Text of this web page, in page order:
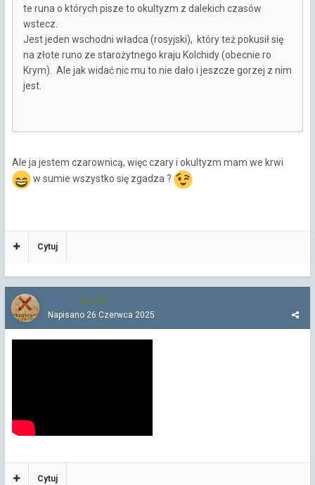
te runa o których pisze to okultyzm z dalekich czasów
wstecz.
Jest jeden wschodni władca (rosyjski), który też pokusił się
na złote runo ze starożytnego kraju Kolchidy (obecnie ro
Krym). Ale jak widać nic mu to nie dało i jeszcze gorzej z nim
jest.
Ale ja jestem czarownicą, więc czary i okultyzm mam we krwi
w sumie wszystko się zgadza ?
Cytuj
Chi 4 252
Napisano 26 Czerwca 2025
Cytuj